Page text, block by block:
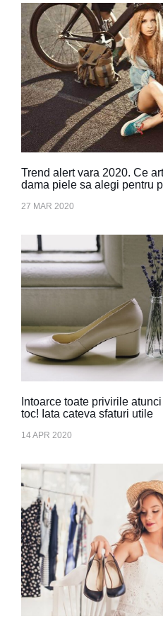
Trend alert vara 2020. Ce
dama piele sa alegi pentru
27 MAR 2020
Intoarce toate privirile
toc! Iata cateva sfaturi utile
14 APR 2020